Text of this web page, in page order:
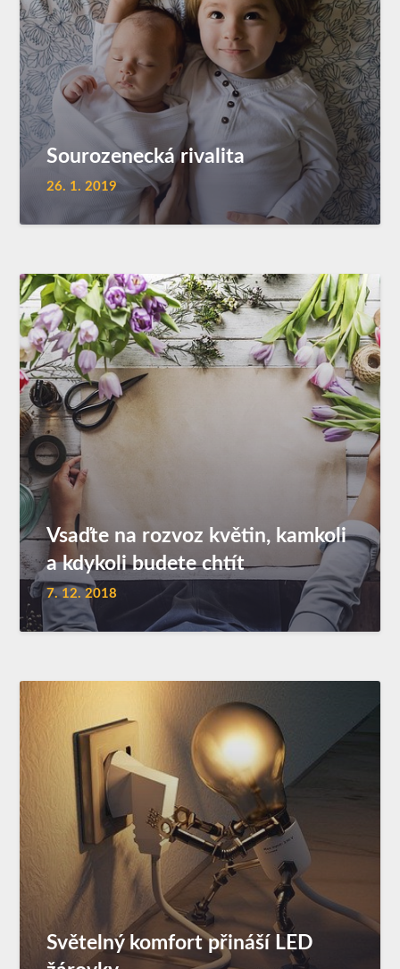
Sourozenecká rivalita
26. 1. 2019
Vsaďte na rozvoz květin, kamkoli
a kdykoli budete chtít
7. 12. 2018
Světelný komfort přináší LED